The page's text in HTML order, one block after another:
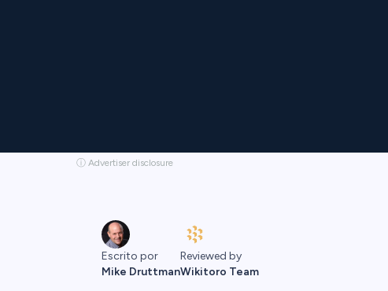
ⓘ Advertiser disclosure
Escrito por
Mike Druttman
Reviewed by
Wikitoro Team